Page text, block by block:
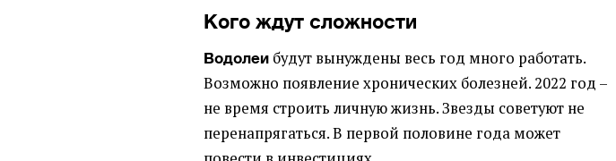
Кого ждут сложности
Водолеи будут вынуждены весь год много работать.
Возможно появление хронических болезней. 2022 год –
не время строить личную жизнь. Звезды советуют не
перенапрягаться. В первой половине года может